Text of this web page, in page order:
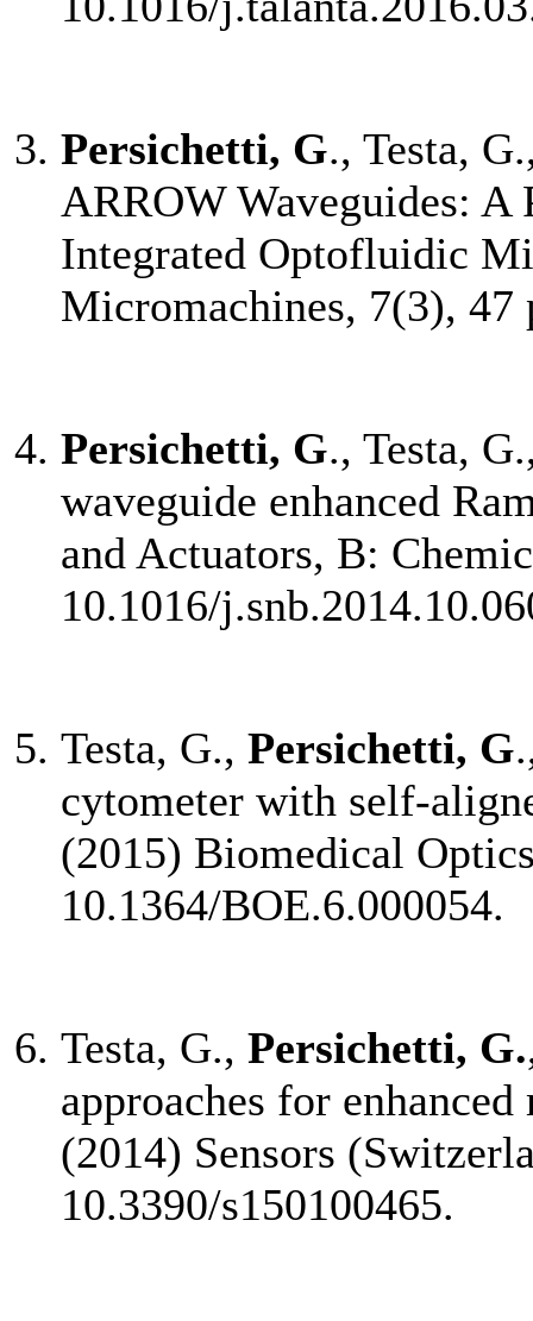
Persichetti, G., Testa,
ARROW Waveguides:
Integrated Optofluidic
Micromachines, 7(3), 47
Persichetti, G., Testa,
waveguide enhanced
and Actuators, B:
10.1016/
Testa, G., Persichetti, G
cytometer with self-
(2015) Biomedical
10.1364/BOE.6.000054.
Testa, G., Persichetti, G.
approaches for
(2014) Sensors
10.3390/s150100465.